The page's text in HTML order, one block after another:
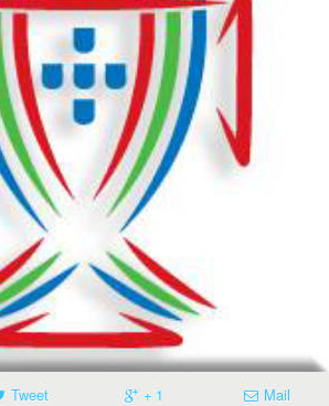
Tweet + 1 Mail